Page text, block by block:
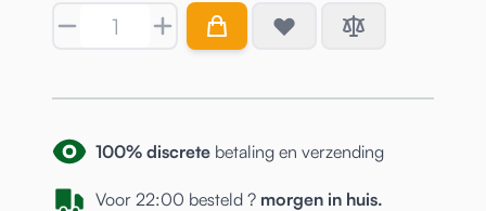
100% discrete betaling en verzending
Voor 22:00 besteld ? morgen in huis.